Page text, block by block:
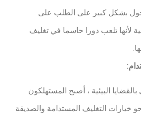
بشكل كبير على الطلب على
لأنها تلعب دورا حاسما في تغليف
البيئية ، أصبح المستهلكون
خيارات التغليف المستدامة والصديقة